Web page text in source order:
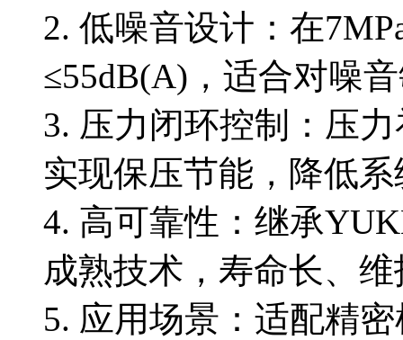
2. 低噪音设计：在
≤55dB(A)，适合对噪
3. 压力闭环控制：压
实现保压节能，降低
4. 高可靠性：继承
成熟技术，寿命长、
5. 应用场景：适配精